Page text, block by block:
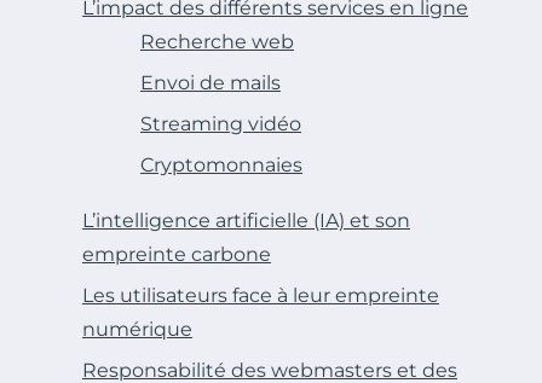
L’impact des différents services en ligne
Recherche web
Envoi de mails
Streaming vidéo
Cryptomonnaies
L’intelligence artificielle (IA) et son
empreinte carbone
Les utilisateurs face à leur empreinte
numérique
Responsabilité des webmasters et des